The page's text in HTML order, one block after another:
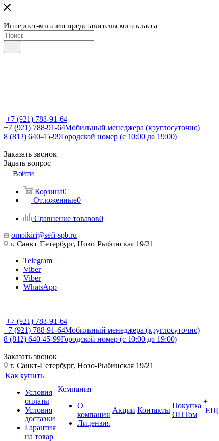
Интернет-магазин представительского класса
+7 (921) 788-91-64
+7 (921) 788-91-64Мобильный менеджера (круглосуточно)
8 (812) 640-45-99Городской номер (с 10:00 до 19:00)
Заказать звонок
Задать вопрос
Войти
Корзина0
Отложенные0
Сравнение товаров0
omoikiri@sefi-spb.ru
г. Санкт-Петербург, Ново-Рыбинская 19/21
Telegram
Viber
Viber
WhatsApp
+7 (921) 788-91-64
+7 (921) 788-91-64Мобильный менеджера (круглосуточно)
8 (812) 640-45-99Городской номер (с 10:00 до 19:00)
Заказать звонок
г. Санкт-Петербург, Ново-Рыбинская 19/21
Как купить
Условия
оплаты
Условия
доставки
Гарантия
на товар
Компания
О
компании
Лицензия
Акции Контакты
Покупка
ОПТом
+